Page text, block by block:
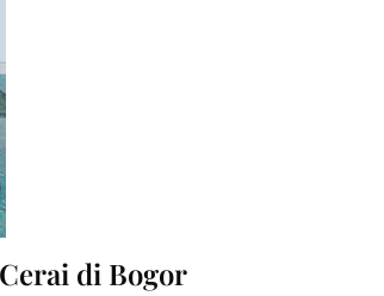
di Bogor